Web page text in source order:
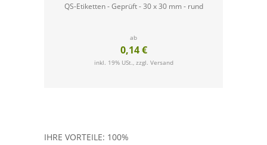
QS-Etiketten - Geprüft - 30 x 30 mm - rund
ab
0,14 €
inkl. 19% USt., zzgl. Versand
IHRE VORTEILE: 100%